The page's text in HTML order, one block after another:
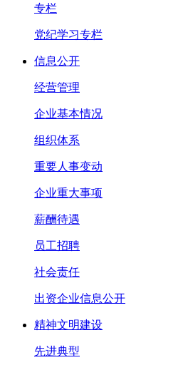
专栏
党纪学习专栏
信息公开
经营管理
企业基本情况
组织体系
重要人事变动
企业重大事项
薪酬待遇
员工招聘
社会责任
出资企业信息公开
精神文明建设
先进典型